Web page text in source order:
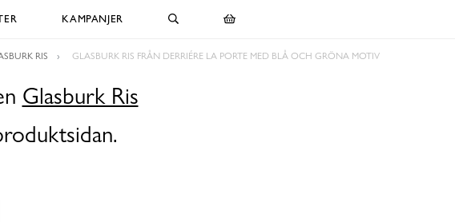
KAMPANJER
RIS GLASBURK RIS FRÅN DERRIÉRE LA PORTE MED BLÅ OCH GRÖNA MOTIV
Glasburk Ris